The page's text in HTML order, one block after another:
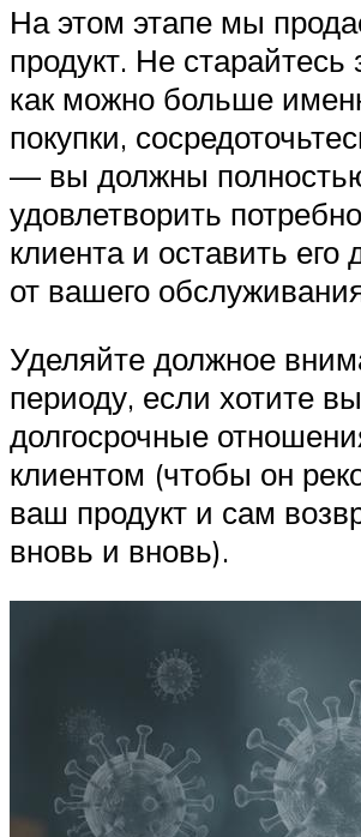
На этом этапе мы
продукт. Не старайтесь
как можно больше
покупки,
— вы должны
удовлетворить
клиента и оставить
от вашего
Уделяйте должное
периоду, если хотите
долгосрочные
клиентом (чтобы он
ваш продукт и сам
вновь и вновь).